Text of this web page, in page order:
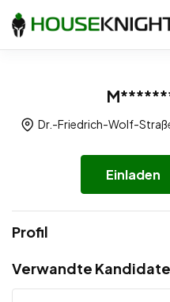
Dr.-Friedrich-Wolf-
Einladen
Profil
Verwandte